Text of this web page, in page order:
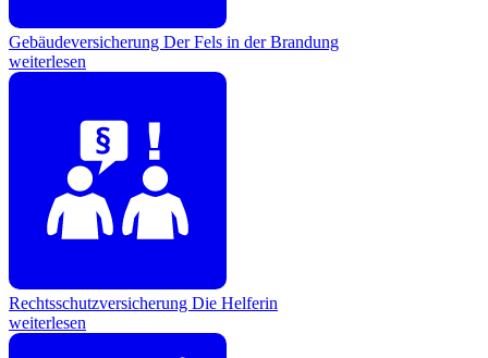
Gebäudeversicherung Der Fels in der Brandung
weiterlesen
Rechtsschutzversicherung Die Helferin
weiterlesen